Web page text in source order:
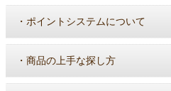
・ ポイントシステムについて
・ 商品の上手な探し方